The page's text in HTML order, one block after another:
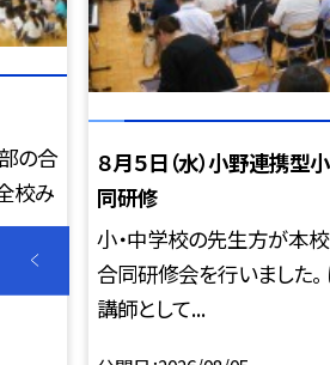
の合
校み
８月５日（水）小野連携型
同研修
小・中学校の先生方が本校
合同研修会を行いました。
講師として...